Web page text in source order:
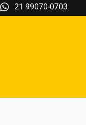
21 99070-0703